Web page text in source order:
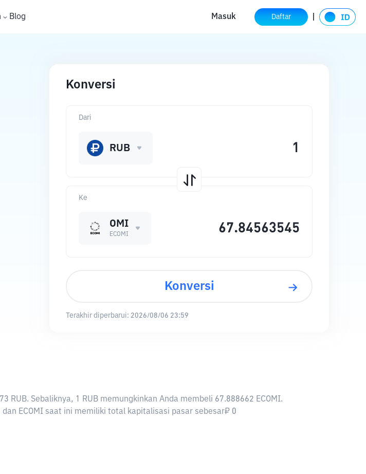
Blog Masuk Daftar
Konversi
Ke
OMI
ECOMI
Dari
RUB
Konversi
Terakhir diperbarui: 2026/08/06 23:59
RUB. Sebaliknya, 1 RUB memungkinkan Anda membeli 67.888662 ECOMI.
ECOMI saat ini memiliki total kapitalisasi pasar sebesar₽ 0